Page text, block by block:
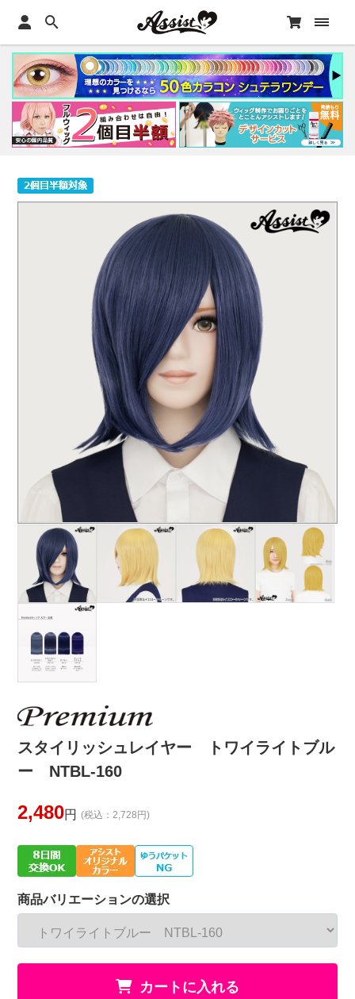
スタイリッシュレイヤー トワイライトブル
ー NTBL-160
2,480円 (税込：2,728円)
商品バリエーションの選択
カートに入れる